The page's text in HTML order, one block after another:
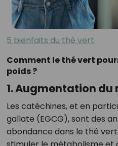
5 bienfaits du thé vert
Comment le thé vert
poids ?
1. Augmentation
Les catéchines, et en
gallate (EGCG), sont des
abondance dans le thé